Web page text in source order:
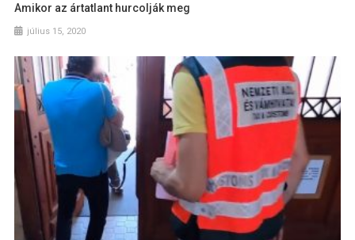
Amikor az ártatlant hurcolják meg
július 15, 2020